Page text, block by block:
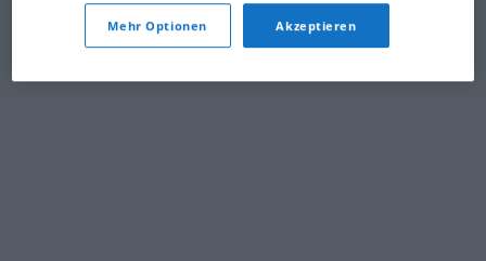
Mehr Optionen Akzeptieren